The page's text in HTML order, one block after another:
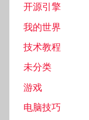
开源引擎
我的世界
技术教程
未分类
游戏
电脑技巧